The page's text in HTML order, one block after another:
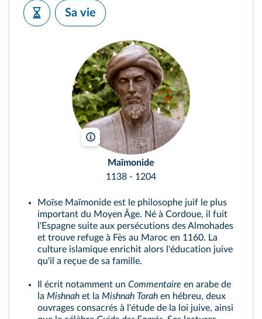
Sa vie
Godong/Bridgeman
Maïmonide
1138 - 1204
Moïse Maïmonide est le philosophe juif le plus
important du Moyen Âge. Né à Cordoue, il fuit
l'Espagne suite aux persécutions des Almohades
et trouve refuge à Fès au Maroc en 1160. La
culture islamique enrichit alors l'éducation juive
qu'il a reçue de sa famille.
Il écrit notamment un Commentaire en arabe de
la Mishnah et la Mishnah Torah en hébreu, deux
ouvrages consacrés à l'étude de la loi juive, ainsi